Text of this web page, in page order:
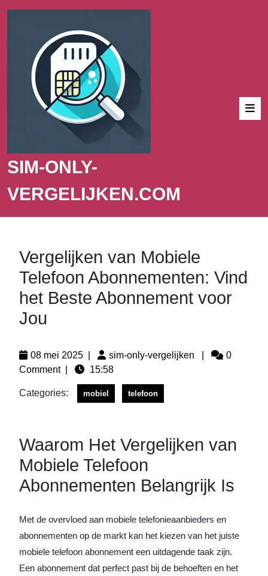
SIM-ONLY-
VERGELIJKEN.COM
Vergelijken van Mobiele
Telefoon Abonnementen: Vind
het Beste Abonnement voor
Jou
08 mei 2025 sim-only-vergelijken
0
Comment
15:58
Categories: mobiel telefoon
Waarom Het Vergelijken van
Mobiele Telefoon
Abonnementen Belangrijk Is
Met de overvloed aan mobiele telefonieaanbieders en
abonnementen op de markt kan het kiezen van het juiste
mobiele telefoon abonnement een uitdagende taak zijn.
Een abonnement dat perfect past bij de behoeften en het